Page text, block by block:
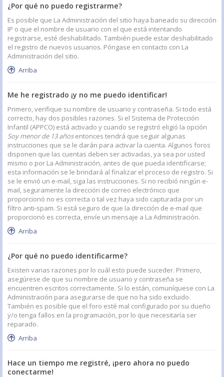
¿Por qué no puedo registrarme?
Es posible que La Administración del sitio haya baneado su dirección
IP o que el nombre de usuario con el que está intentando
registrarse, esté deshabilitado. También puede estar deshabilitado
el registro de nuevos usuarios. Póngase en contacto con La
Administración del sitio.
Arriba
Me he registrado ¡y no me puedo identificar!
Primero, verifique su nombre de usuario y contraseña. Si todo está
correcto, hay dos posibles razones. Si el Sistema de Protección
Infantil (APPCO) está activado y cuando se registró eligió la opción
Soy menor de 13 añosentonces tendrá que seguir algunas
instrucciones que se le darán para activar la cuenta. Algunos foros
disponen que las cuentas deben ser activadas, ya sea por usted
mismo o por La Administración, antes de que pueda identificarse;
esta información se le brindará al finalizar el proceso de registro. Si
se le envió un e-mail, siga las instrucciones. Si no recibió ningún e-
mail, seguramente la dirección de correo electrónico que
proporcionó no es correcta o tal vez haya sido capturada por un
filtro anti-spam. Si está seguro de que la dirección de e-mail que
proporcionó es correcta, envíe un mensaje a La Administración.
Arriba
¿Por qué no puedo identificarme?
Existen varias razones por lo cuál esto puede suceder. Primero,
asegúrese de que su nombre de usuario y contraseña se
encuentren escritos correctamente. Si lo están, comuníquese con La
Administración para asegurarse de que no ha sido excluido.
También es posible que el foro esté mal configurado por su dueño
y/o tenga fallos en la programación, por lo que necesitaría ser
reparado.
Arriba
Hace un tiempo me registré, ¡pero ahora no puedo
conectarme!